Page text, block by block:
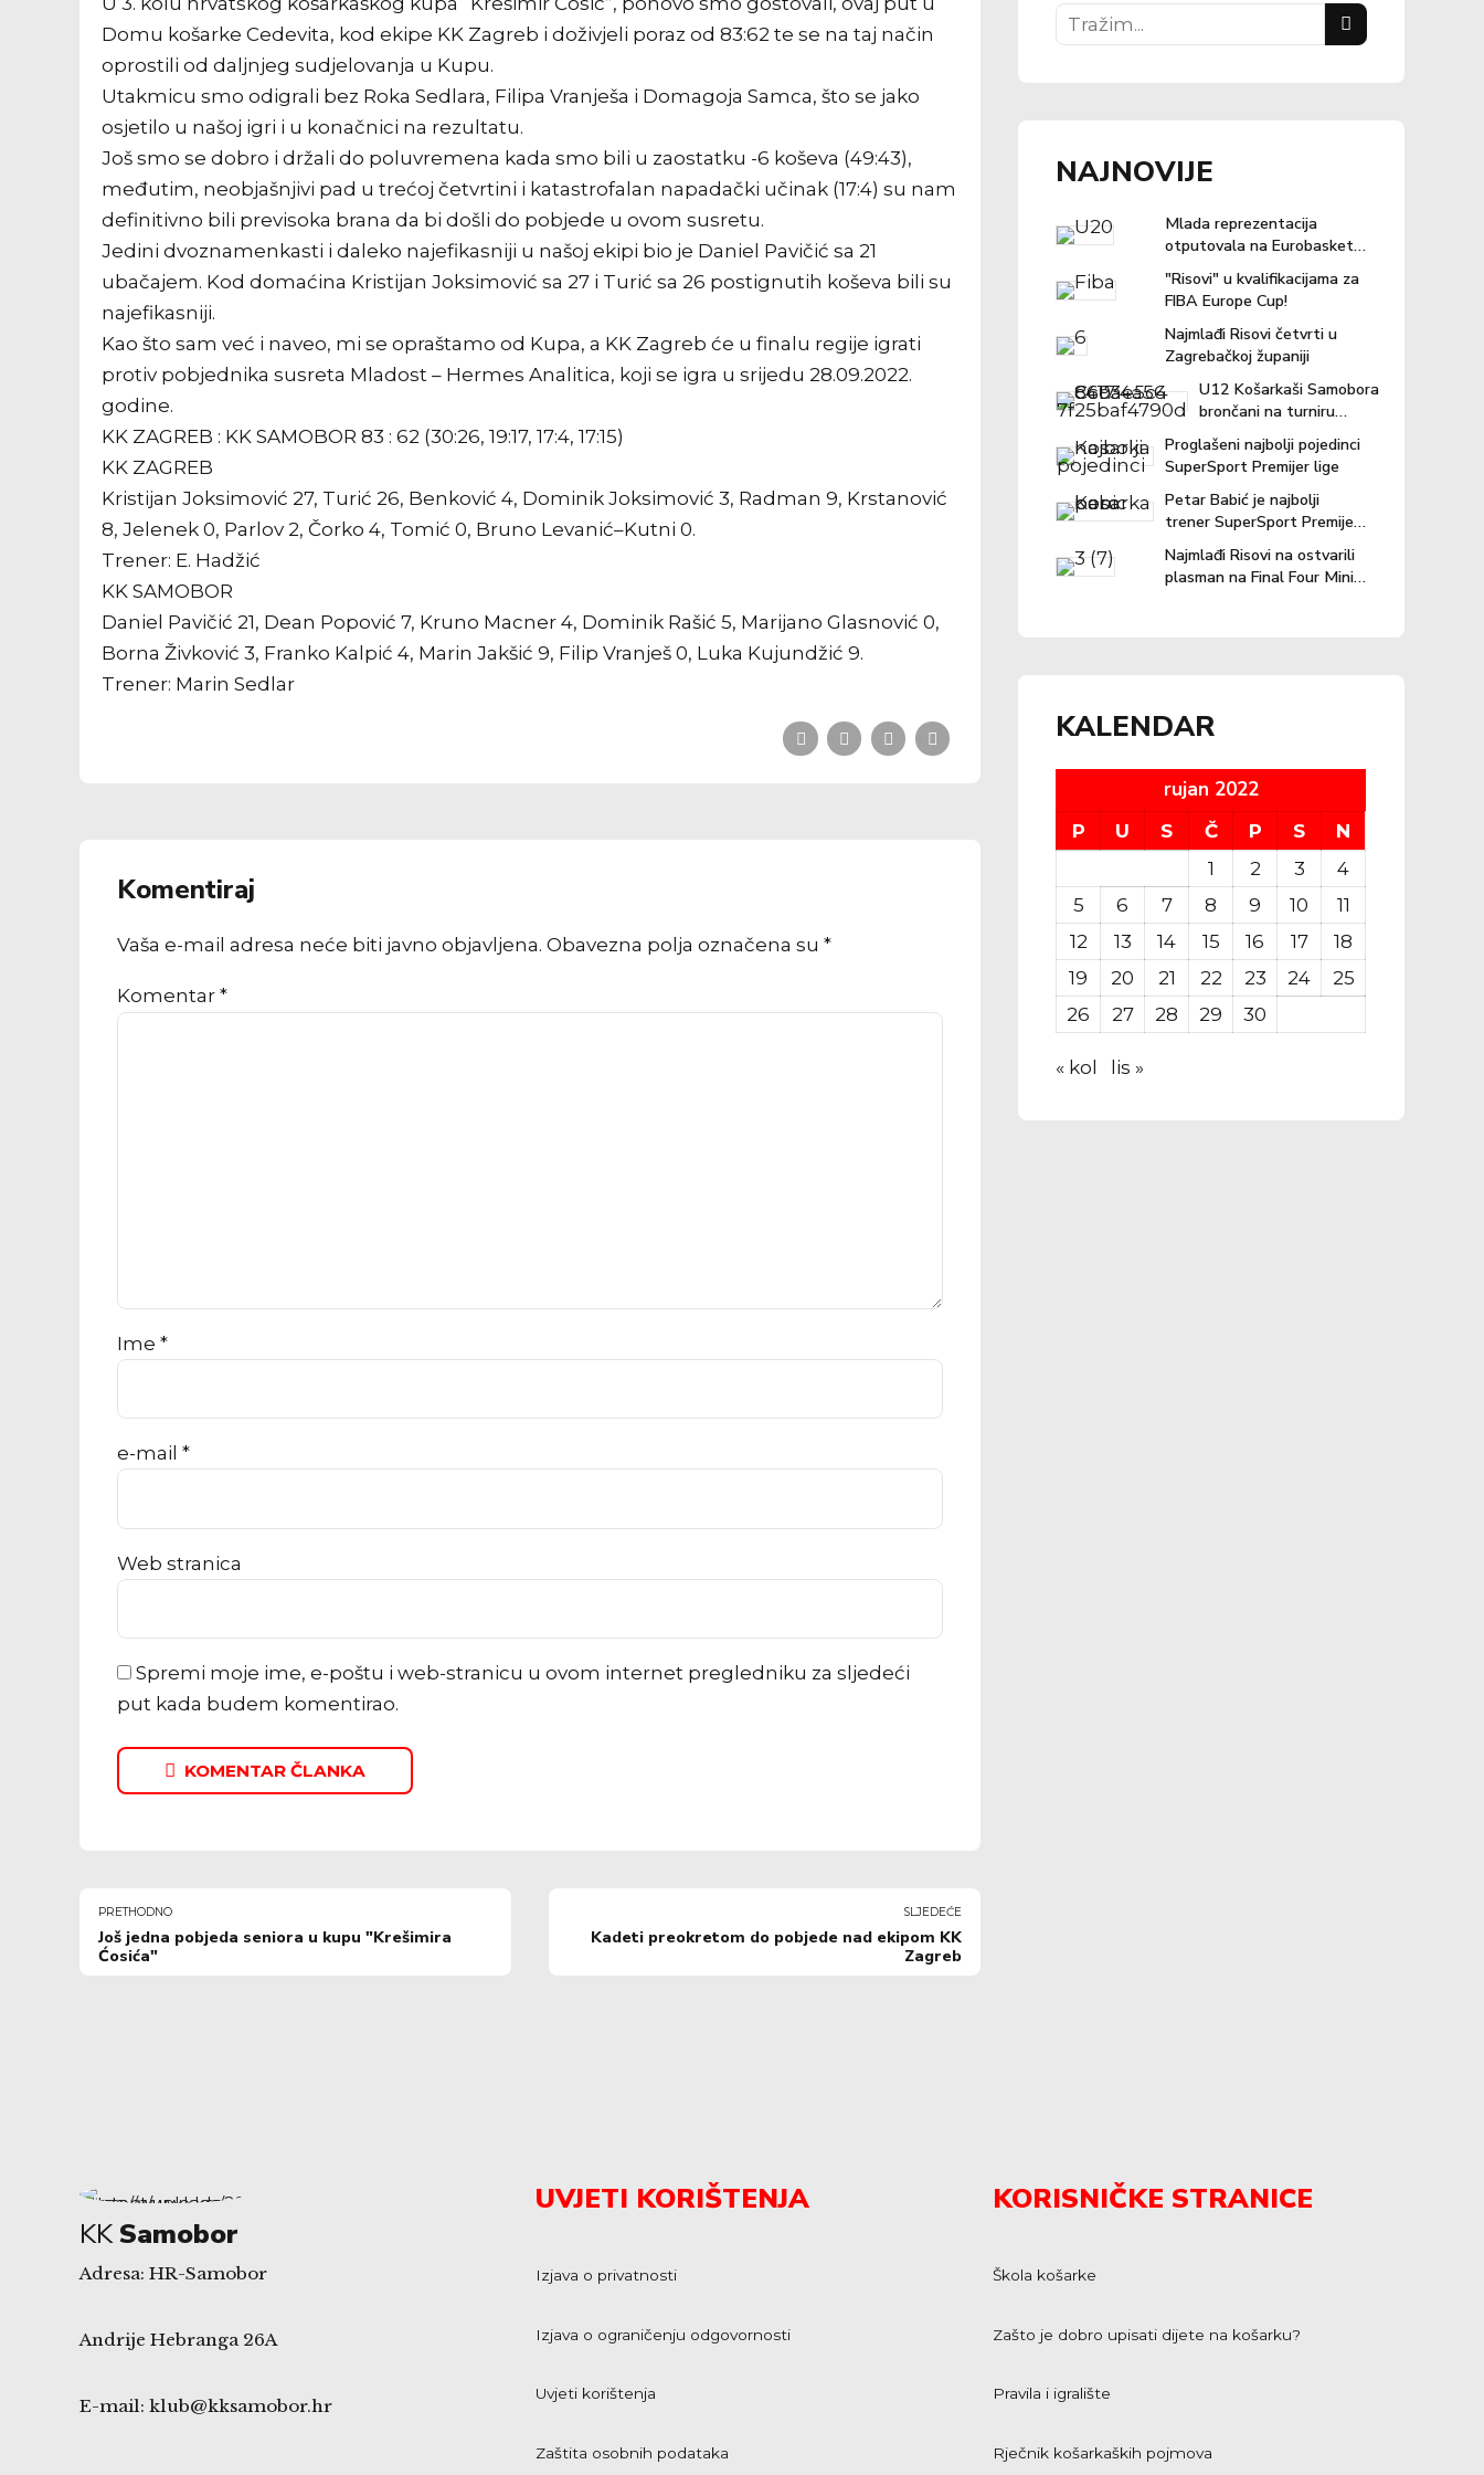
Domu košarke Cedevita, kod ekipe KK Zagreb i doživjeli poraz od 83:62 te se na taj način
oprostili od daljnjeg sudjelovanja u Kupu.
Utakmicu smo odigrali bez Roka Sedlara, Filipa Vranješa i Domagoja Samca, što se jako
osjetilo u našoj igri i u konačnici na rezultatu.
Još smo se dobro i držali do poluvremena kada smo bili u zaostatku -6 koševa (49:43),
međutim, neobjašnjivi pad u trećoj četvrtini i katastrofalan napadački učinak (17:4) su nam
definitivno bili previsoka brana da bi došli do pobjede u ovom susretu.
Jedini dvoznamenkasti i daleko najefikasniji u našoj ekipi bio je Daniel Pavičić sa 21
ubačajem. Kod domaćina Kristijan Joksimović sa 27 i Turić sa 26 postignutih koševa bili su
najefikasniji.
Kao što sam već i naveo, mi se opraštamo od Kupa, a KK Zagreb će u finalu regije igrati
protiv pobjednika susreta Mladost – Hermes Analitica, koji se igra u srijedu 28.09.2022.
godine.
KK ZAGREB : KK SAMOBOR 83 : 62 (30:26, 19:17, 17:4, 17:15)
KK ZAGREB
Kristijan Joksimović 27, Turić 26, Benković 4, Dominik Joksimović 3, Radman 9, Krstanović
8, Jelenek 0, Parlov 2, Čorko 4, Tomić 0, Bruno Levanić–Kutni 0.
Trener: E. Hadžić
KK SAMOBOR
Daniel Pavičić 21, Dean Popović 7, Kruno Macner 4, Dominik Rašić 5, Marijano Glasnović 0,
Borna Živković 3, Franko Kalpić 4, Marin Jakšić 9, Filip Vranješ 0, Luka Kujundžić 9.
Trener: Marin Sedlar
Komentiraj
Vaša e-mail adresa neće biti javno objavljena. Obavezna polja označena su *
Komentar *
Ime *
e-mail *
Web stranica
Spremi moje ime, e-poštu i web-stranicu u ovom internet pregledniku za sljedeći
put kada budem komentirao.
KOMENTAR ČLANKA
PRETHODNO
Još jedna pobjeda seniora u kupu "Krešimira
Ćosića"
SLJEDEĆE
Kadeti preokretom do pobjede nad ekipom KK
Zagreb
NAJNOVIJE
Mlada reprezentacija
otputovala na Eurobasket u
Ljubljanu
"Risovi" u kvalifikacijama za
FIBA Europe Cup!
Najmlađi Risovi četvrti u
Zagrebačkoj županiji
U12 Košarkaši Samobora
brončani na turniru
"Povratak košarci"
Proglašeni najbolji pojedinci
SuperSport Premijer lige
Petar Babić je najbolji
trener SuperSport Premijer
lige u prošloj sezoni!
Najmlađi Risovi na ostvarili
plasman na Final Four Mini
KALENDAR
rujan 2022
P U S Č P S
N
1
2 3
4
5
6 7 8 9 10
11
12
13 14 15 16 17
18
19
20 21 22 23 24
25
26
27 28 29 30
« kol lis »
KKSamobor
Adresa: HR-Samobor
Andrije Hebranga 26A
E-mail: klub@kksamobor.hr
UVJETI KORIŠTENJA
Izjava o privatnosti
Izjava o ograničenju odgovornosti
Uvjeti korištenja
Zaštita osobnih podataka
KORISNIČKE STRANICE
Škola košarke
Zašto je dobro upisati dijete na košarku?
Pravila i igralište
Rječnik košarkaških pojmova